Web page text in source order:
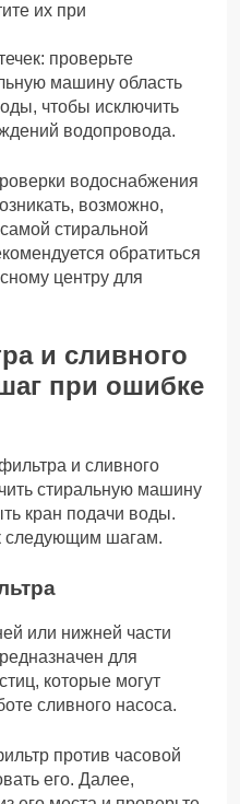
их при
проверьте
машину область
чтобы исключить
водопровода.
водоснабжения
возможно,
стиральной
обратиться
центру для
и сливного
при ошибке
и сливного
стиральную машину
кран подачи воды.
следующим шагам.
или нижней части
для
которые могут
сливного насоса.
против часовой
его. Далее,